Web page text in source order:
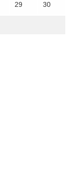
29 30